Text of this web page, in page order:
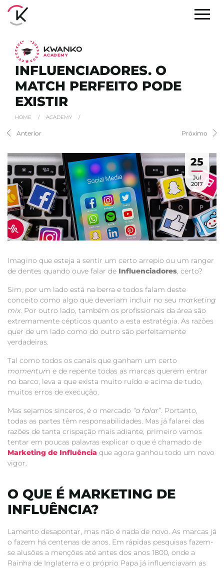
ACADEMY
INFLUENCIADORES. O
MATCH PERFEITO PODE
EXISTIR
HOME / ACADEMY /
Anterior Próximo
25
Jul
2017
Imagino que esteja a sentir um certo arrepio ou um ranger
de dentes quando ouve falar de Influenciadores, certo?
Sim, por um lado está na berra e todos falam deste
conceito como algo que deveriam incluir no seu marketing
mix. Por outro lado, também os profissionais da área são
extremamente cépticos quanto a esta estratégia. As razões
quer de um lado como do outro são perfeitamente
verdadeiras.
Tal como todos os canais que ganham um certo
momentum e de repente todas as marcas querem entrar
no barco, leva a que exista muito ruído e acima de tudo,
muitos erros de execução.
Mas sejamos sinceros, é o mercado “a falar”. Portanto,
todas as partes têm responsabilidades. Mas já falarei das
razões de tanta crispação mais adiante, primeiro vamos
tentar em poucas palavras explicar o que é chamado de
Marketing de Influência que agora ganhou todo um novo
vigor.
O QUE É MARKETING DE
INFLUÊNCIA?
Lamento desapontar, mas não é nada de novo. As marcas já
o fazem há centenas de anos. Em rápidas pesquisas fazem-
se alusões a menções até antes dos anos 1800, onde a
Rainha de Inglaterra e o próprio Papa já influenciavam as